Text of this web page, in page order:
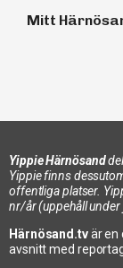
Mitt
En ny bro –
Yippie Härnösand
Yippie finns
offentliga platser.
nr/år (uppehåll under
Härnösand.tvär en
avsnitt med